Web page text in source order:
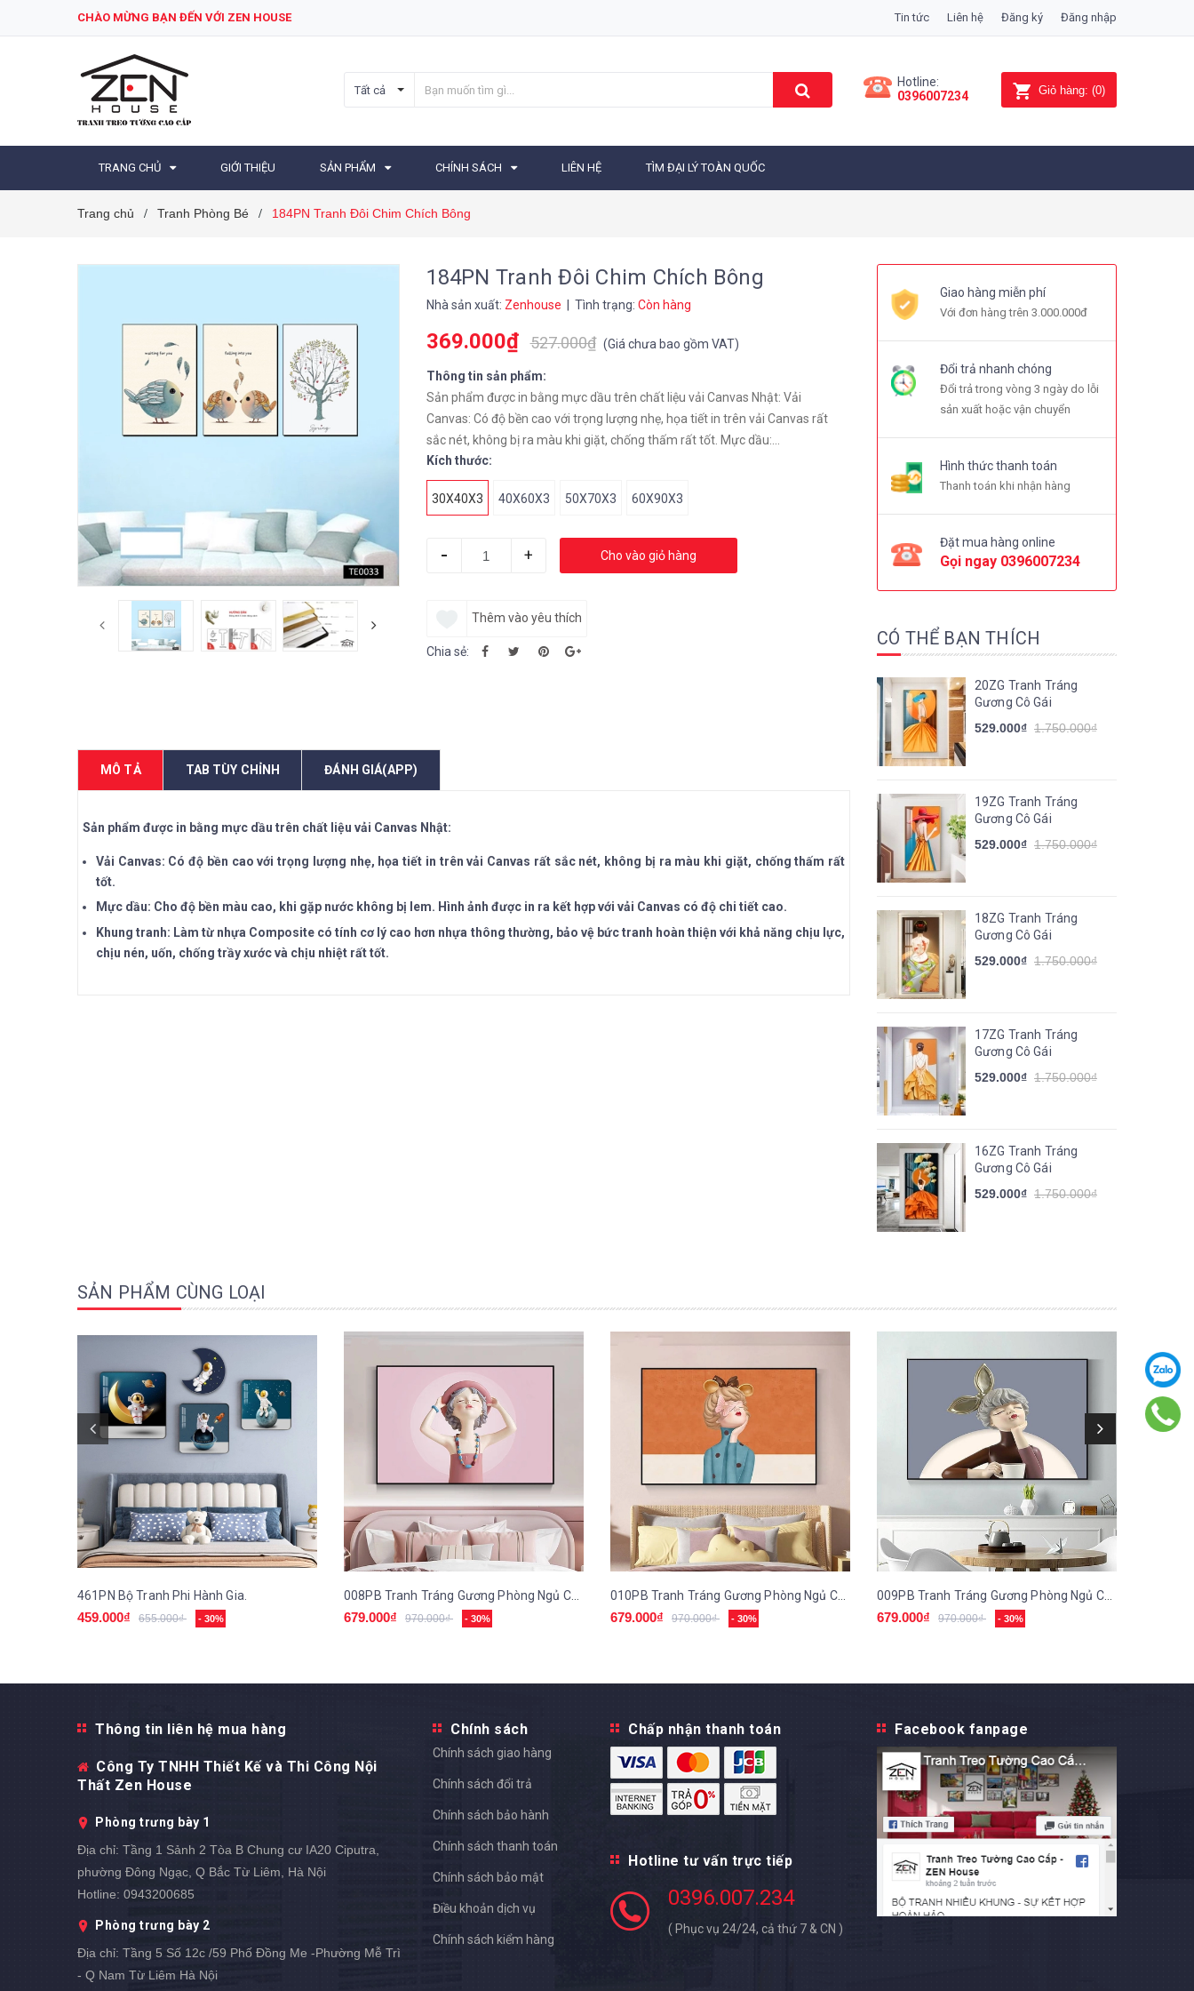
CHÀO MỪNG BẠN ĐẾN VỚI ZEN HOUSE Tin tức Liên hệ Đăng ký Đăng nhập
Tất cả
Hotline:
0396007234
Giỏ hàng: (0)
TRANG CHỦ GIỚI THIỆU SẢN PHẨM CHÍNH SÁCH LIÊN HỆ TÌM ĐẠI LÝ TOÀN QUỐC
Trang chủ / Tranh Phòng Bé / 184PN Tranh Đôi Chim Chích Bông
184PN Tranh Đôi Chim Chích Bông
Nhà sản xuất: Zenhouse | Tình trạng: Còn hàng
369.000₫ 527.000₫ (Giá chưa bao gồm VAT)
Thông tin sản phẩm:
Sản phẩm được in bằng mực dầu trên chất liệu vải Canvas Nhật: Vải
Canvas: Có độ bền cao với trọng lượng nhẹ, họa tiết in trên vải Canvas rất
sắc nét, không bị ra màu khi giặt, chống thấm rất tốt. Mực dầu:...
Kích thước:
30X40X3 40X60X3 50X70X3 60X90X3
- + Cho vào giỏ hàng
Thêm vào yêu thích
Chia sẻ:
MÔ TẢ TAB TÙY CHỈNH ĐÁNH GIÁ(APP)
Sản phẩm được in bằng mực dầu trên chất liệu vải Canvas Nhật:
Vải Canvas: Có độ bền cao với trọng lượng nhẹ, họa tiết in trên vải Canvas rất sắc nét, không bị ra màu khi giặt, chống thấm rất
tốt.
Mực dầu: Cho độ bền màu cao, khi gặp nước không bị lem. Hình ảnh được in ra kết hợp với vải Canvas có độ chi tiết cao.
Khung tranh: Làm từ nhựa Composite có tính cơ lý cao hơn nhựa thông thường, bảo vệ bức tranh hoàn thiện với khả năng chịu lực,
chịu nén, uốn, chống trầy xước và chịu nhiệt rất tốt.
Giao hàng miễn phí
Với đơn hàng trên 3.000.000đ
Đổi trả nhanh chóng
Đổi trả trong vòng 3 ngày do lỗi
sản xuất hoặc vận chuyển
Hình thức thanh toán
Thanh toán khi nhận hàng
Đặt mua hàng online
Gọi ngay 0396007234
CÓ THỂ BẠN THÍCH
20ZG Tranh Tráng
Gương Cô Gái
529.000₫ 1.750.000₫
19ZG Tranh Tráng
Gương Cô Gái
529.000₫ 1.750.000₫
18ZG Tranh Tráng
Gương Cô Gái
529.000₫ 1.750.000₫
17ZG Tranh Tráng
Gương Cô Gái
529.000₫ 1.750.000₫
16ZG Tranh Tráng
Gương Cô Gái
529.000₫ 1.750.000₫
SẢN PHẨM CÙNG LOẠI
461PN Bộ Tranh Phi Hành Gia.
459.000₫ 655.000₫ - 30%
008PB Tranh Tráng Gương Phòng Ngủ Cho Bé
679.000₫ 970.000₫ - 30%
010PB Tranh Tráng Gương Phòng Ngủ Cho Bé
679.000₫ 970.000₫ - 30%
009PB Tranh Tráng Gương Phòng Ngủ Cho Bé
679.000₫ 970.000₫ - 30%
Thông tin liên hệ mua hàng
Công Ty TNHH Thiết Kế và Thi Công Nội
Thất Zen House
Phòng trưng bày 1
Địa chỉ: Tầng 1 Sảnh 2 Tòa B Chung cư IA20 Ciputra,
phường Đông Ngạc, Q Bắc Từ Liêm, Hà Nội
Hotline: 0943200685
Phòng trưng bày 2
Địa chỉ: Tầng 5 Số 12c /59 Phố Đồng Me -Phường Mễ Trì
- Q Nam Từ Liêm Hà Nội
Chính sách
Chính sách giao hàng
Chính sách đổi trả
Chính sách bảo hành
Chính sách thanh toán
Chính sách bảo mật
Điều khoản dịch vụ
Chính sách kiểm hàng
Chấp nhận thanh toán
Hotline tư vấn trực tiếp
0396.007.234
( Phục vụ 24/24, cả thứ 7 & CN )
Facebook fanpage